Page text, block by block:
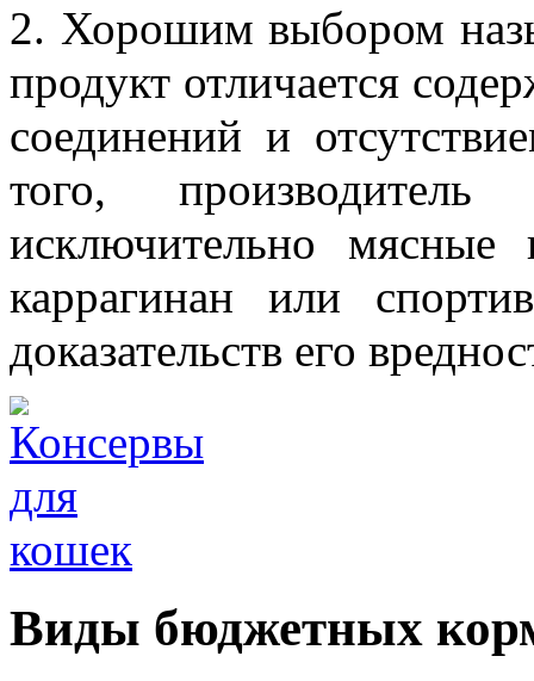
2. Хорошим выбором
продукт отличается
соединений и
того,
исключительно
каррагинан или
доказательств его
Виды бюджетных